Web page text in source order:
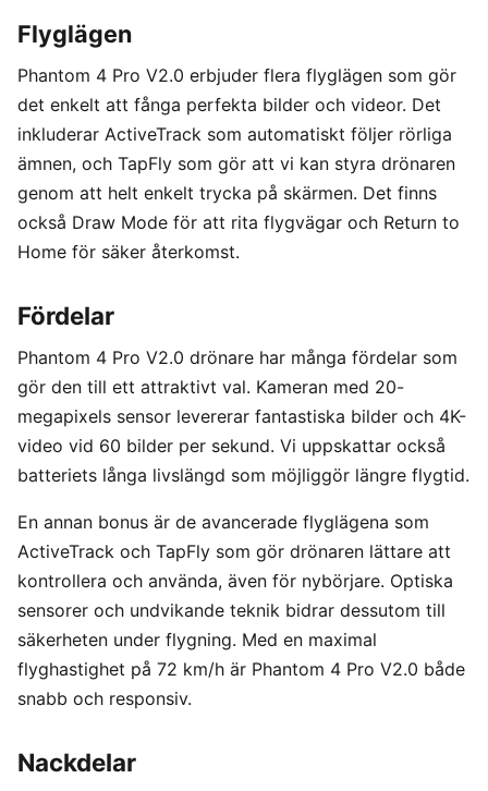
Flyglägen
Phantom 4 Pro V2.0 erbjuder flera flyglägen som gör
det enkelt att fånga perfekta bilder och videor. Det
inkluderar ActiveTrack som automatiskt följer rörliga
ämnen, och TapFly som gör att vi kan styra drönaren
genom att helt enkelt trycka på skärmen. Det finns
också Draw Mode för att rita flygvägar och Return to
Home för säker återkomst.
Fördelar
Phantom 4 Pro V2.0 drönare har många fördelar som
gör den till ett attraktivt val. Kameran med 20-
megapixels sensor levererar fantastiska bilder och 4K-
video vid 60 bilder per sekund. Vi uppskattar också
batteriets långa livslängd som möjliggör längre flygtid.
En annan bonus är de avancerade flyglägena som
ActiveTrack och TapFly som gör drönaren lättare att
kontrollera och använda, även för nybörjare. Optiska
sensorer och undvikande teknik bidrar dessutom till
säkerheten under flygning. Med en maximal
flyghastighet på 72 km/h är Phantom 4 Pro V2.0 både
snabb och responsiv.
Nackdelar